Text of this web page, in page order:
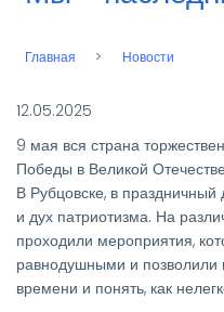
Строка
Главная Новости
12.05.2025
9 мая вся страна
Победы в Великой
В Рубцовске, в
и дух патриотизма. На
проходили мероприятия,
равнодушными и
времени и понять, как